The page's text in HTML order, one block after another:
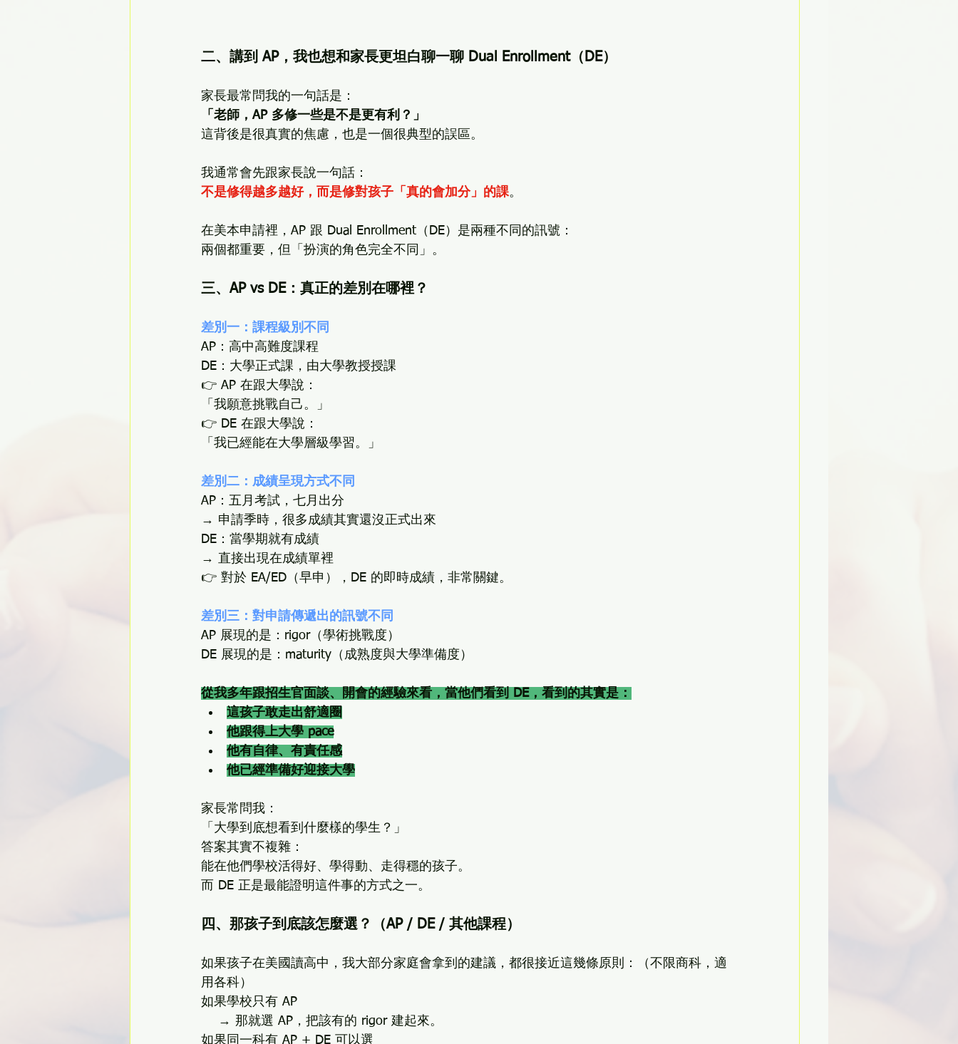
二、講到 AP，我也想和家長更坦白聊一聊 Dual Enrollment（DE）
家長最常問我的一句話是：
「老師，AP 多修一些是不是更有利？」
這背後是很真實的焦慮，也是一個很典型的誤區。
我通常會先跟家長說一句話：
不是修得越多越好，而是修對孩子「真的會加分」的課。
在美本申請裡，AP 跟 Dual Enrollment（DE）是兩種不同的訊號：
兩個都重要，但「扮演的角色完全不同」。
三、AP vs DE：真正的差別在哪裡？
差別一：課程級別不同
AP：高中高難度課程
DE：大學正式課，由大學教授授課
👉 AP 在跟大學說：
「我願意挑戰自己。」
👉 DE 在跟大學說：
「我已經能在大學層級學習。」
差別二：成績呈現方式不同
AP：五月考試，七月出分
→ 申請季時，很多成績其實還沒正式出來
DE：當學期就有成績
→ 直接出現在成績單裡
👉 對於 EA/ED（早申），DE 的即時成績，非常關鍵。
差別三：對申請傳遞出的訊號不同
AP 展現的是：rigor（學術挑戰度）
DE 展現的是：maturity（成熟度與大學準備度）
從我多年跟招生官面談、開會的經驗來看，當他們看到 DE，看到的其實是：
這孩子敢走出舒適圈
他跟得上大學 pace
他有自律、有責任感
他已經準備好迎接大學
家長常問我：
「大學到底想看到什麼樣的學生？」
答案其實不複雜：
能在他們學校活得好、學得動、走得穩的孩子。
而 DE 正是最能證明這件事的方式之一。
四、那孩子到底該怎麼選？（AP / DE / 其他課程）
如果孩子在美國讀高中，我大部分家庭會拿到的建議，都很接近這幾條原則：（不限商科，適
用各科）
如果學校只有 AP
    → 那就選 AP，把該有的 rigor 建起來。
如果同一科有 AP + DE 可以選